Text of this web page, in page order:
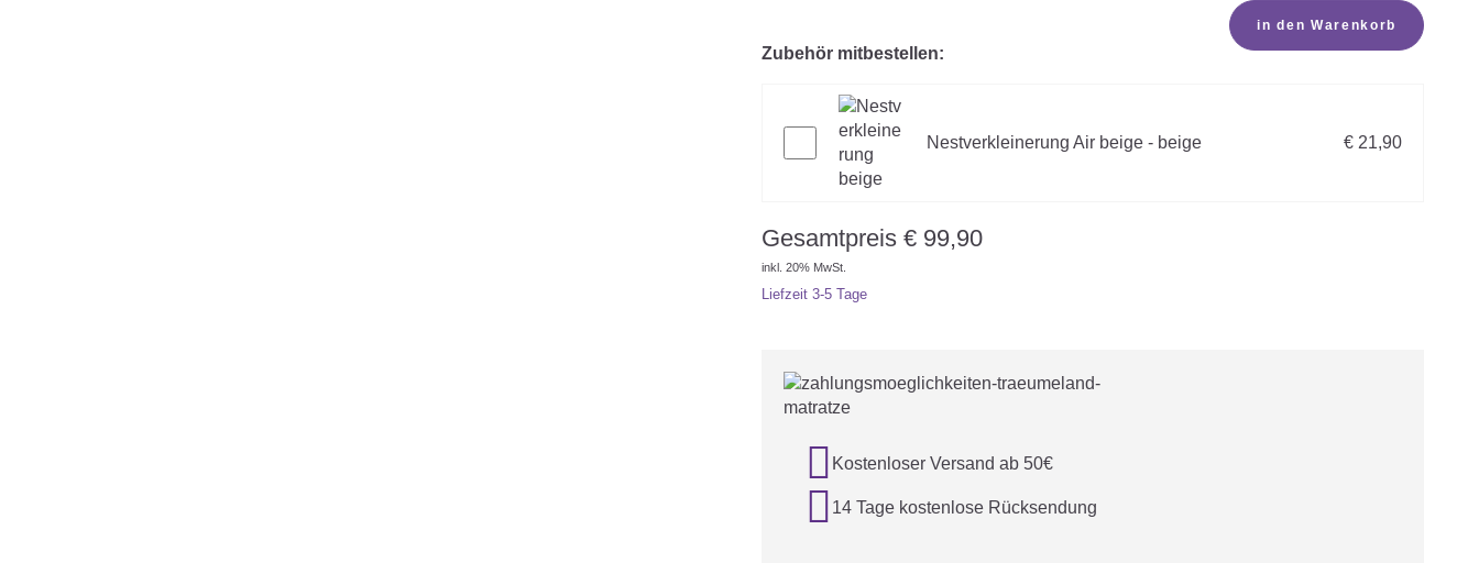
in den Warenkorb
Zubehör mitbestellen:
Nestverkleinerung Air beige - beige € 21,90
Gesamtpreis € 99,90
inkl. 20% MwSt.
Liefzeit 3-5 Tage
 Kostenloser Versand ab 50€
 14 Tage kostenlose Rücksendung